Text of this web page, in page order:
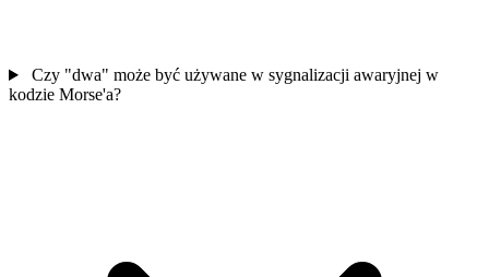
Czy "dwa" może być używane w sygnalizacji awaryjnej w
kodzie Morse'a?